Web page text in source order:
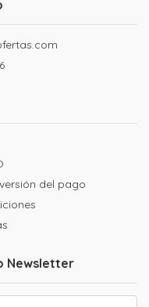
del pago
Newsletter